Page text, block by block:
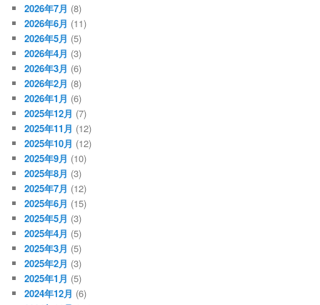
2026年7月 (8)
2026年6月 (11)
2026年5月 (5)
2026年4月 (3)
2026年3月 (6)
2026年2月 (8)
2026年1月 (6)
2025年12月 (7)
2025年11月 (12)
2025年10月 (12)
2025年9月 (10)
2025年8月 (3)
2025年7月 (12)
2025年6月 (15)
2025年5月 (3)
2025年4月 (5)
2025年3月 (5)
2025年2月 (3)
2025年1月 (5)
2024年12月 (6)